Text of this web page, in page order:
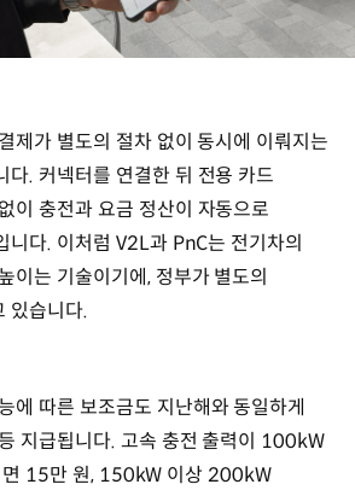
제가 별도의 절차 없이 동시에 이뤄지는
다. 커넥터를 연결한 뒤 전용 카드
이 충전과 요금 정산이 자동으로
니다. 이처럼 V2L과 PnC는 전기차의
이는 기술이기에, 정부가 별도의
있습니다.
에 따른 보조금도 지난해와 동일하게
지급됩니다. 고속 충전 출력이 100kW
15만 원, 150kW 이상 200kW